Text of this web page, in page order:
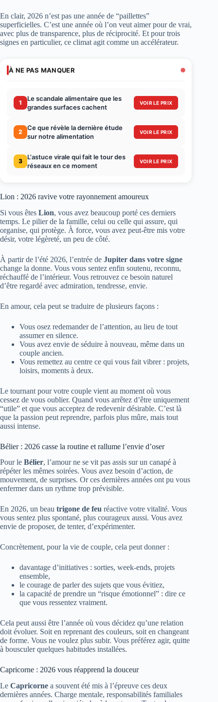
En clair, 2026 n’est pas une année de “paillettes”
superficielles. C’est une année où l’on veut aimer pour de vrai,
avec plus de transparence, plus de réciprocité. Et pour trois
signes en particulier, ce climat agit comme un accélérateur.
À NE PAS MANQUER
1
Le scandale alimentaire que les
grandes surfaces cachent
VOIR LE PRIX
2
Ce que révèle la dernière étude
sur notre alimentation
VOIR LE PRIX
3
L'astuce virale qui fait le tour des
réseaux en ce moment
VOIR LE PRIX
Lion : 2026 ravive votre rayonnement amoureux
Si vous êtes Lion, vous avez beaucoup porté ces derniers
temps. Le pilier de la famille, celui ou celle qui assure, qui
organise, qui protège. À force, vous avez peut‑être mis votre
désir, votre légèreté, un peu de côté.
À partir de l’été 2026, l’entrée de Jupiter dans votre signe
change la donne. Vous vous sentez enfin soutenu, reconnu,
réchauffé de l’intérieur. Vous retrouvez ce besoin naturel
d’être regardé avec admiration, tendresse, envie.
En amour, cela peut se traduire de plusieurs façons :
Vous osez redemander de l’attention, au lieu de tout
assumer en silence.
Vous avez envie de séduire à nouveau, même dans un
couple ancien.
Vous remettez au centre ce qui vous fait vibrer : projets,
loisirs, moments à deux.
Le tournant pour votre couple vient au moment où vous
cessez de vous oublier. Quand vous arrêtez d’être uniquement
“utile” et que vous acceptez de redevenir désirable. C’est là
que la passion peut reprendre, parfois plus mûre, mais tout
aussi intense.
Bélier : 2026 casse la routine et rallume l’envie d’oser
Pour le Bélier, l’amour ne se vit pas assis sur un canapé à
répéter les mêmes soirées. Vous avez besoin d’action, de
mouvement, de surprises. Or ces dernières années ont pu vous
enfermer dans un rythme trop prévisible.
En 2026, un beau trigone de feu réactive votre vitalité. Vous
vous sentez plus spontané, plus courageux aussi. Vous avez
envie de proposer, de tenter, d’expérimenter.
Concrètement, pour la vie de couple, cela peut donner :
davantage d’initiatives : sorties, week‑ends, projets
ensemble,
le courage de parler des sujets que vous évitiez,
la capacité de prendre un “risque émotionnel” : dire ce
que vous ressentez vraiment.
Cela peut aussi être l’année où vous décidez qu’une relation
doit évoluer. Soit en reprenant des couleurs, soit en changeant
de forme. Vous ne voulez plus subir. Vous préférez agir, quitte
à bousculer quelques habitudes installées.
Capricorne : 2026 vous réapprend la douceur
Le Capricorne a souvent été mis à l’épreuve ces deux
dernières années. Charge mentale, responsabilités familiales